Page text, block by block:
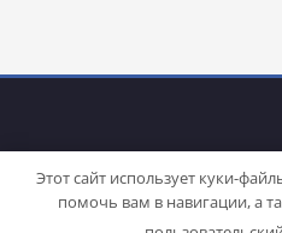
WordPress
Этот сайт использует куки-
помочь вам в навигации, а